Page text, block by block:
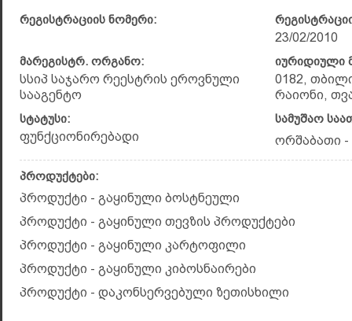
რეგისტრაციის ნომერი:
23/02/2010
მარეგისტრ. ორგანო:
სსიპ საჯარო რეესტრის ეროვნული
სააგენტო
იურიდიული
0182,
რაიონი,
სტატუსი:
ფუნქციონირებადი
სამუშაო
ორშაბათი -
პროდუქტები:
პროდუქტი - გაყინული ბოსტნეული
პროდუქტი - გაყინული თევზის პროდუქტები
პროდუქტი - გაყინული კარტოფილი
პროდუქტი - გაყინული კიბოსნაირები
პროდუქტი - დაკონსერვებული ზეთისხილი